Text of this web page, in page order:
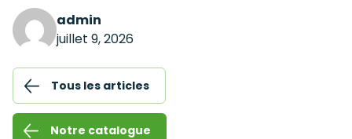
admin
juillet 9, 2026
Tous les articles
Notre catalogue